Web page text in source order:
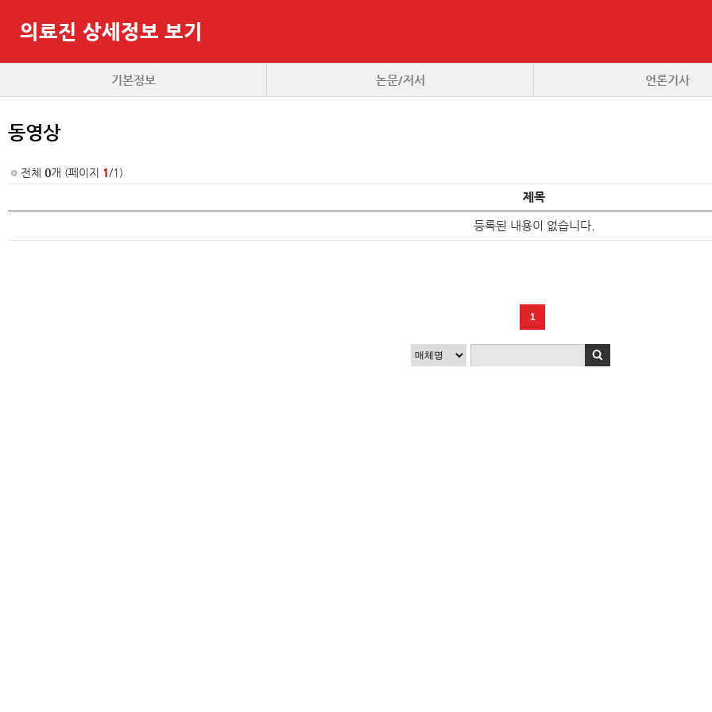
의료진 상세정보 보기
기본정보 논문/저서 언론기사
동영상
전체 0개 (페이지 1/1)
제목
등록된 내용이 없습니다.
1